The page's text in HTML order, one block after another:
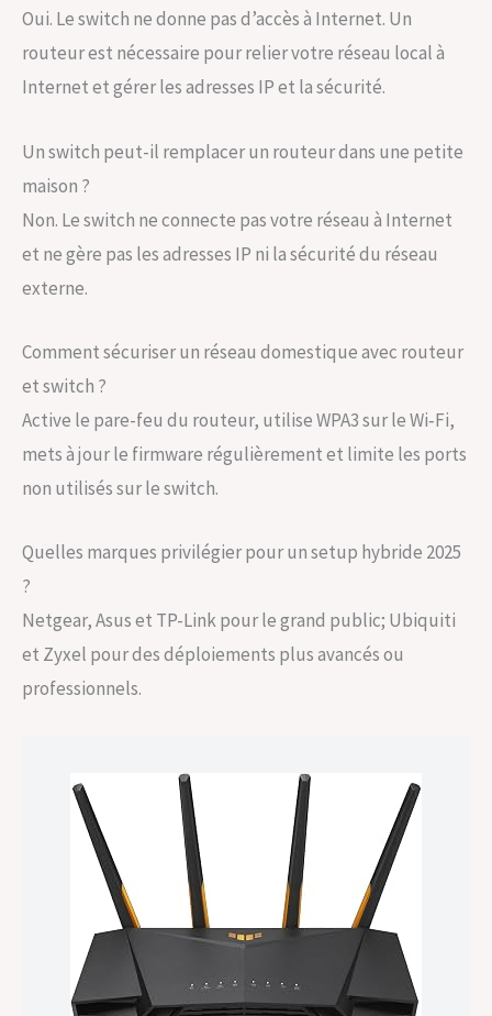
Oui. Le switch ne donne pas d’accès à Internet. Un
routeur est nécessaire pour relier votre réseau local à
Internet et gérer les adresses IP et la sécurité.
Un switch peut-il remplacer un routeur dans une petite
maison ?
Non. Le switch ne connecte pas votre réseau à Internet
et ne gère pas les adresses IP ni la sécurité du réseau
externe.
Comment sécuriser un réseau domestique avec routeur
et switch ?
Active le pare-feu du routeur, utilise WPA3 sur le Wi‑Fi,
mets à jour le firmware régulièrement et limite les ports
non utilisés sur le switch.
Quelles marques privilégier pour un setup hybride 2025
?
Netgear, Asus et TP-Link pour le grand public; Ubiquiti
et Zyxel pour des déploiements plus avancés ou
professionnels.